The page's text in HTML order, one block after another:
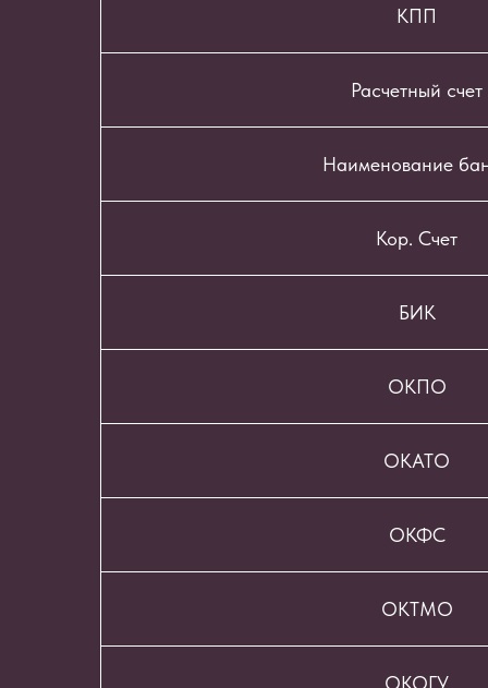
КПП
Расчетный счет
Наименование
Кор. Счет
БИК
ОКПО
ОКАТО
ОКФС
ОКТМО
ОКОГУ